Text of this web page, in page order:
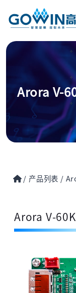
Arora V-
/ 产品列表 /
Arora V-